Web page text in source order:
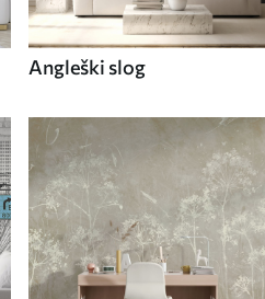
Angleški slog